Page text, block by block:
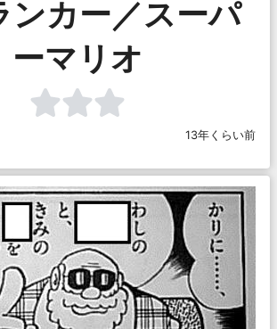
ンカー／スーパ
ーマリオ
13年くらい前